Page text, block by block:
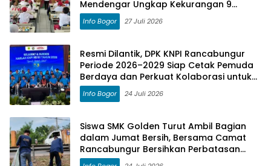
Mendengar Ungkap Kekurangan 9
Ruang Kelas dan 8 Guru
Info Bogor 27 Juli 2026
Resmi Dilantik, DPK KNPI Rancabungur
Periode 2026–2029 Siap Cetak Pemuda
Berdaya dan Perkuat Kolaborasi untuk
Kemajuan Daerah
Info Bogor 24 Juli 2026
Siswa SMK Golden Turut Ambil Bagian
dalam Jumat Bersih, Bersama Camat
Rancabungur Bersihkan Perbatasan
Rancabungur–Ciampea